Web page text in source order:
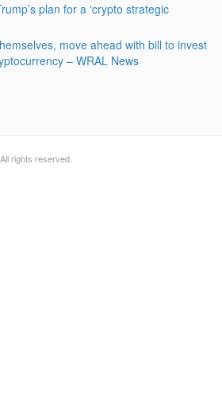
plan for a ‘crypto strategic
move ahead with bill to invest
– WRAL News
rights reserved.